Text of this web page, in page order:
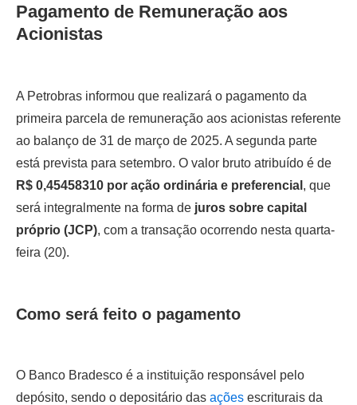
Pagamento de Remuneração aos
Acionistas
A Petrobras informou que realizará o pagamento da
primeira parcela de remuneração aos acionistas referente
ao balanço de 31 de março de 2025. A segunda parte
está prevista para setembro. O valor bruto atribuído é de
R$ 0,45458310 por ação ordinária e preferencial , que
será integralmente na forma de juros sobre capital
próprio (JCP), com a transação ocorrendo nesta quarta-
feira (20).
Como será feito o pagamento
O Banco Bradesco é a instituição responsável pelo
depósito, sendo o depositário das ações escriturais da